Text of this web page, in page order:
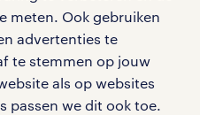
meten. Ook gebruiken
advertenties te
te stemmen op jouw
als op websites
passen we dit ook toe.